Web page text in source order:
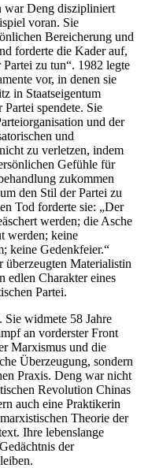
war Deng diszipliniert
voran. Sie
Bereicherung und
forderte die Kader auf,
Partei zu tun“. 1982 legte
vor, in denen sie
in Staatseigentum
spendete. Sie
und der
und
zu verletzen, indem
Gefühle für
zukommen
den Stil der Partei zu
Tod forderte sie: „Der
werden; die Asche
werden; keine
keine Gedenkfeier.“
überzeugten Materialistin
edlen Charakter eines
Partei.
Sie widmete 58 Jahre
an vorderster Front
Marxismus und die
Überzeugung, sondern
Praxis. Deng war nicht
Revolution Chinas
auch eine Praktikerin
Theorie der
Ihre lebenslange
der